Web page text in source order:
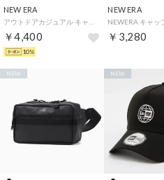
NEW ERA
￥4,400
10%
NEW ERA
￥3,280
NEW NEW